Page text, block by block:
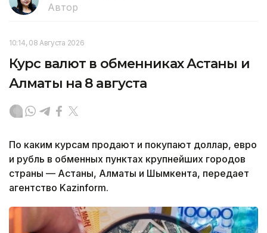
Автор
10:14, 08 Августа 2026
Курс валют в обменниках Астаны и
Алматы на 8 августа
По каким курсам продают и покупают доллар, евро
и рубль в обменных пунктах крупнейших городов
страны — Астаны, Алматы и Шымкента, передает
агентство Kazinform.